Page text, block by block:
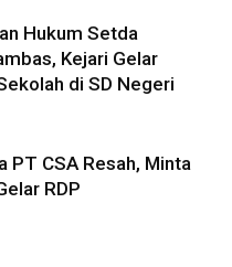
Hukum Setda
Kejari Gelar
di SD Negeri
PT CSA Resah, Minta
RDP